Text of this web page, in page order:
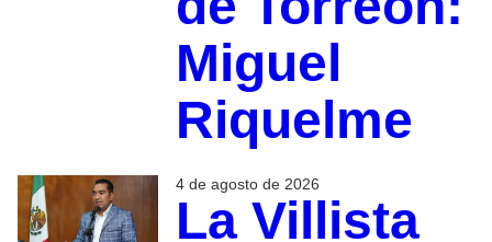
Miguel
Riquelme
4 de agosto de 2026
La Villista